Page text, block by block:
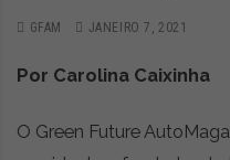
GFAM JANEIRO 7, 2021
Por Carolina Caixinha
O Green Future